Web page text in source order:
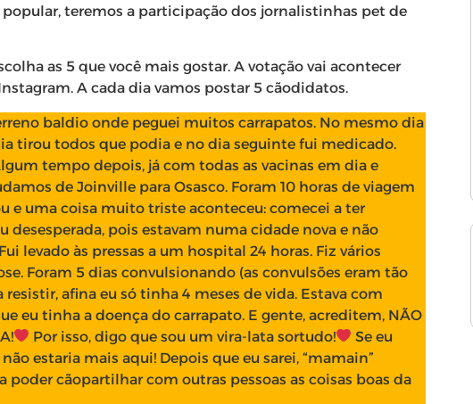
teremos a participação dos jornalistinhas pet de
as 5 que você mais gostar. A votação vai acontecer
A cada dia vamos postar 5 cãodidatos.
baldio onde peguei muitos carrapatos. No mesmo dia
tirou todos que podia e no dia seguinte fui medicado.
tempo depois, já com todas as vacinas em dia e
de Joinville para Osasco. Foram 10 horas de viagem
e uma coisa muito triste aconteceu: comecei a ter
desesperada, pois estavam numa cidade nova e não
levado às pressas a um hospital 24 horas. Fiz vários
Foram 5 dias convulsionando (as convulsões eram tão
afina eu só tinha 4 meses de vida. Estava com
eu tinha a doença do carrapato. E gente, acreditem, NÃO
Por isso, digo que sou um vira-lata sortudo!
Se eu
estaria mais aqui! Depois que eu sarei, “mamain”
poder cãopartilhar com outras pessoas as coisas boas da